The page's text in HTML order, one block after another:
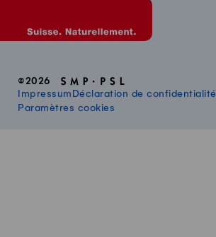
©2026
Impressum Déclaration de confidentialité
Paramètres cookies